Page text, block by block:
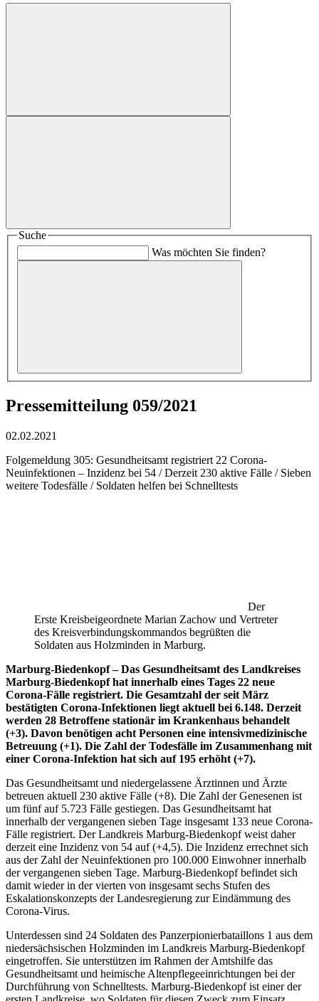
Suche
Was möchten Sie finden?
Pressemitteilung 059/2021
02.02.2021
Folgemeldung 305: Gesundheitsamt registriert 22 Corona-
Neuinfektionen – Inzidenz bei 54 / Derzeit 230 aktive Fälle / Sieben
weitere Todesfälle / Soldaten helfen bei Schnelltests
Der
Erste Kreisbeigeordnete Marian Zachow und Vertreter
des Kreisverbindungskommandos begrüßten die
Soldaten aus Holzminden in Marburg.
Marburg-Biedenkopf – Das Gesundheitsamt des Landkreises
Marburg-Biedenkopf hat innerhalb eines Tages 22 neue
Corona-Fälle registriert. Die Gesamtzahl der seit März
bestätigten Corona-Infektionen liegt aktuell bei 6.148. Derzeit
werden 28 Betroffene stationär im Krankenhaus behandelt
(+3). Davon benötigen acht Personen eine intensivmedizinische
Betreuung (+1). Die Zahl der Todesfälle im Zusammenhang mit
einer Corona-Infektion hat sich auf 195 erhöht (+7).
Das Gesundheitsamt und niedergelassene Ärztinnen und Ärzte
betreuen aktuell 230 aktive Fälle (+8). Die Zahl der Genesenen ist
um fünf auf 5.723 Fälle gestiegen. Das Gesundheitsamt hat
innerhalb der vergangenen sieben Tage insgesamt 133 neue Corona-
Fälle registriert. Der Landkreis Marburg-Biedenkopf weist daher
derzeit eine Inzidenz von 54 auf (+4,5). Die Inzidenz errechnet sich
aus der Zahl der Neuinfektionen pro 100.000 Einwohner innerhalb
der vergangenen sieben Tage. Marburg-Biedenkopf befindet sich
damit wieder in der vierten von insgesamt sechs Stufen des
Eskalationskonzepts der Landesregierung zur Eindämmung des
Corona-Virus.
Unterdessen sind 24 Soldaten des Panzerpionierbataillons 1 aus dem
niedersächsischen Holzminden im Landkreis Marburg-Biedenkopf
eingetroffen. Sie unterstützen im Rahmen der Amtshilfe das
Gesundheitsamt und heimische Altenpflegeeinrichtungen bei der
Durchführung von Schnelltests. Marburg-Biedenkopf ist einer der